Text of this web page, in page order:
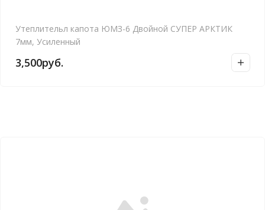
Утеплительл капота ЮМЗ-6 Двойной СУПЕР АРКТИК
7мм, Усиленный
3,500руб.